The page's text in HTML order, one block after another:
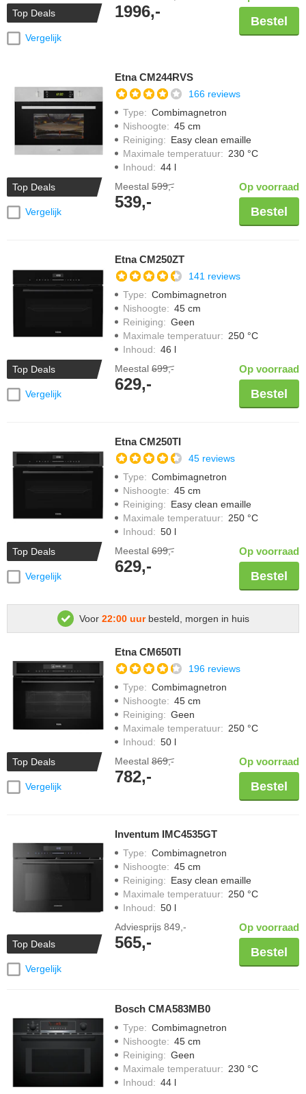
Top Deals
Vergelijk
1996,-
Bestel
Top Deals
Vergelijk
Etna CM244RVS
166 reviews
Type: Combimagnetron
Nishoogte: 45 cm
Reiniging: Easy clean emaille
Maximale temperatuur: 230 °C
Inhoud: 44 l
Meestal 599,-
539,-
Op voorraad
Bestel
Top Deals
Vergelijk
Etna CM250ZT
141 reviews
Type: Combimagnetron
Nishoogte: 45 cm
Reiniging: Geen
Maximale temperatuur: 250 °C
Inhoud: 46 l
Meestal 699,-
629,-
Op voorraad
Bestel
Top Deals
Vergelijk
Etna CM250TI
45 reviews
Type: Combimagnetron
Nishoogte: 45 cm
Reiniging: Easy clean emaille
Maximale temperatuur: 250 °C
Inhoud: 50 l
Meestal 699,-
629,-
Op voorraad
Bestel
Voor 22:00 uurbesteld, morgen in huis
Top Deals
Vergelijk
Etna CM650TI
196 reviews
Type: Combimagnetron
Nishoogte: 45 cm
Reiniging: Geen
Maximale temperatuur: 250 °C
Inhoud: 50 l
Meestal 869,-
782,-
Op voorraad
Bestel
Top Deals
Vergelijk
Inventum IMC4535GT
Type: Combimagnetron
Nishoogte: 45 cm
Reiniging: Easy clean emaille
Maximale temperatuur: 250 °C
Inhoud: 50 l
Adviesprijs 849,-
565,-
Op voorraad
Bestel
Bosch CMA583MB0
Type: Combimagnetron
Nishoogte: 45 cm
Reiniging: Geen
Maximale temperatuur: 230 °C
Inhoud: 44 l